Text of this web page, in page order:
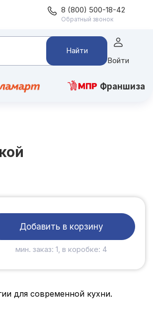
8 (800) 500-18-42
Обратный звонок
Найти
Войти
Франшиза
Добавить в корзину
мин. заказ: 1, в коробке: 4
для современной кухни.